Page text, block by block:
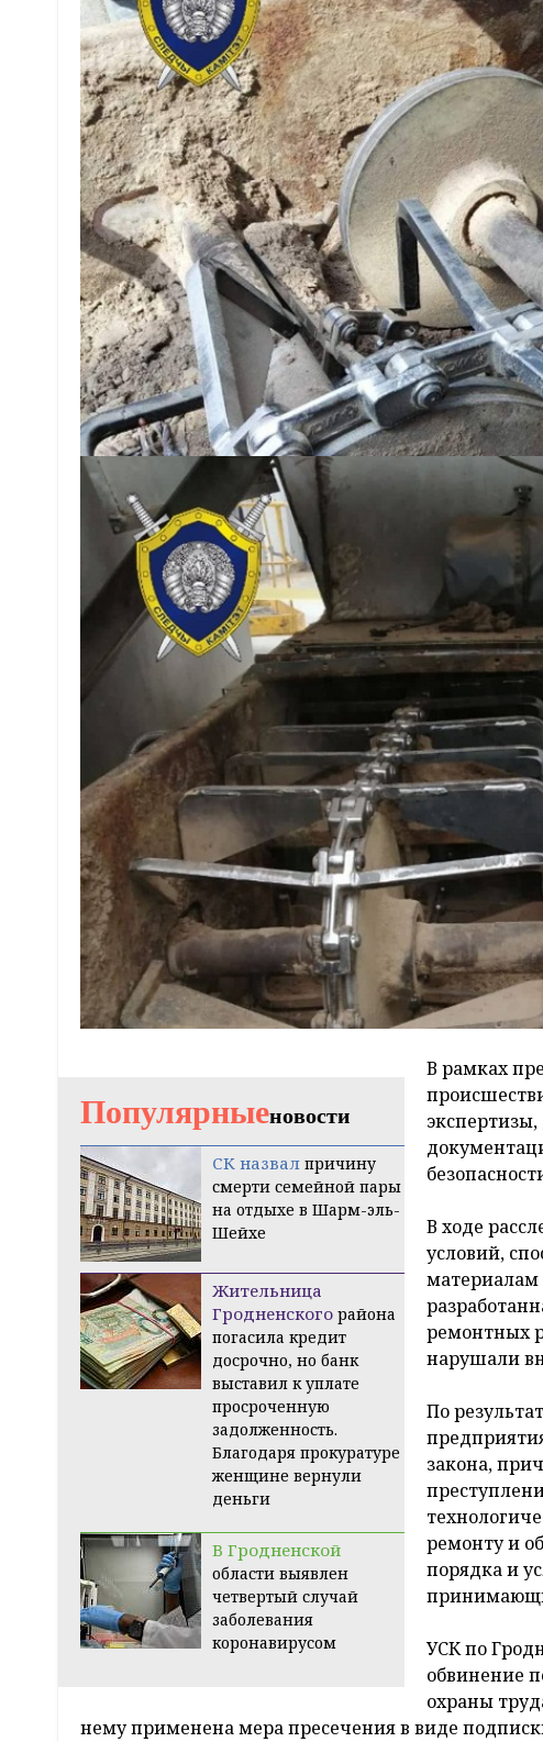
Популярныеновости
СК назвал причину
смерти семейной пары
на отдыхе в Шарм-эль-
Шейхе
Жительница
Гродненского района
погасила кредит
досрочно, но банк
выставил к уплате
просроченную
задолженность.
Благодаря прокуратуре
женщине вернули
деньги
В Гродненской
области выявлен
четвертый случай
заболевания
коронавирусом
В рамках
В ходе
условий,
материалам
ремонтных
нарушали
По
закона,
ремонту и
порядка и
УСК по
обвинение
охраны
нему применена мера пресечения в виде